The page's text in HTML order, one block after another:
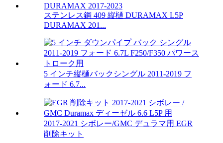
ステンレス鋼 409 縦樋 DURAMAX L5P
DURAMAX 201...
5 インチ縦樋バックシングル 2011-2019 フ
ォード 6.7...
2017-2021 シボレー/GMC デュラマ用 EGR
削除キット